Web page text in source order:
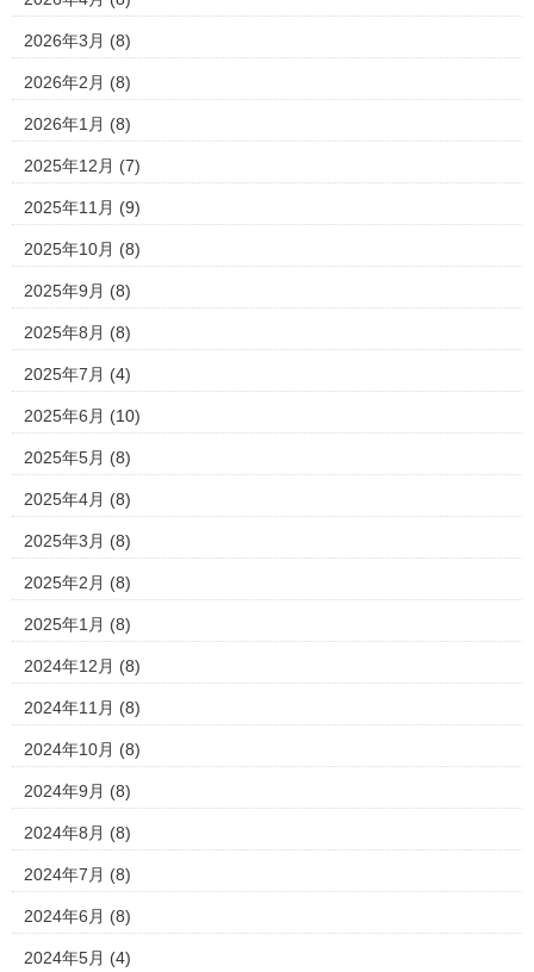
2026年3月 (8)
2026年2月 (8)
2026年1月 (8)
2025年12月 (7)
2025年11月 (9)
2025年10月 (8)
2025年9月 (8)
2025年8月 (8)
2025年7月 (4)
2025年6月 (10)
2025年5月 (8)
2025年4月 (8)
2025年3月 (8)
2025年2月 (8)
2025年1月 (8)
2024年12月 (8)
2024年11月 (8)
2024年10月 (8)
2024年9月 (8)
2024年8月 (8)
2024年7月 (8)
2024年6月 (8)
2024年5月 (4)